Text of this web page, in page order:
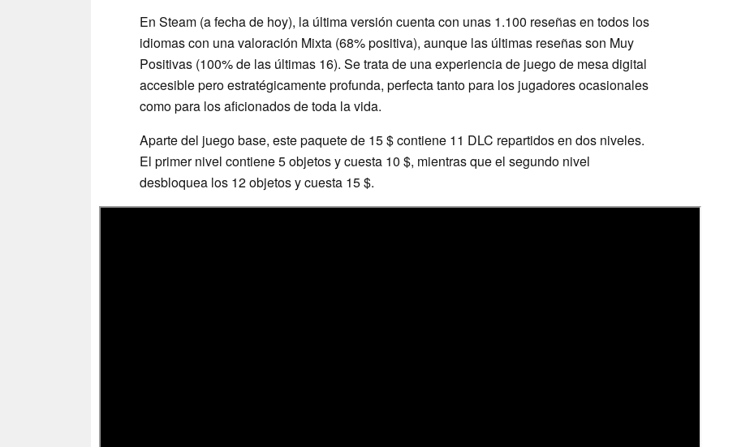
En Steam (a fecha de hoy), la última versión cuenta con unas 1.100 reseñas en todos los
idiomas con una valoración Mixta (68% positiva), aunque las últimas reseñas son Muy
Positivas (100% de las últimas 16). Se trata de una experiencia de juego de mesa digital
accesible pero estratégicamente profunda, perfecta tanto para los jugadores ocasionales
como para los aficionados de toda la vida.
Aparte del juego base, este paquete de 15 $ contiene 11 DLC repartidos en dos niveles.
El primer nivel contiene 5 objetos y cuesta 10 $, mientras que el segundo nivel
desbloquea los 12 objetos y cuesta 15 $.